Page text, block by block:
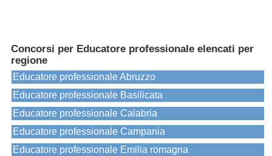
Concorsi per Educatore professionale elencati per
regione
Educatore professionale Abruzzo
Educatore professionale Basilicata
Educatore professionale Calabria
Educatore professionale Campania
Educatore professionale Emilia romagna